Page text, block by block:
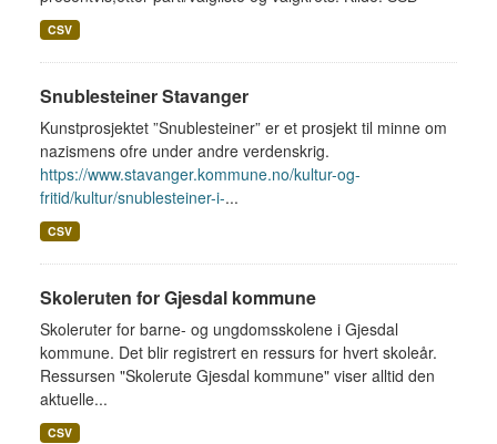
CSV
Snublesteiner Stavanger
Kunstprosjektet ”Snublesteiner” er et prosjekt til minne om
nazismens ofre under andre verdenskrig.
https://www.stavanger.kommune.no/kultur-og-
fritid/kultur/snublesteiner-i-...
CSV
Skoleruten for Gjesdal kommune
Skoleruter for barne- og ungdomsskolene i Gjesdal
kommune. Det blir registrert en ressurs for hvert skoleår.
Ressursen "Skolerute Gjesdal kommune" viser alltid den
aktuelle...
CSV